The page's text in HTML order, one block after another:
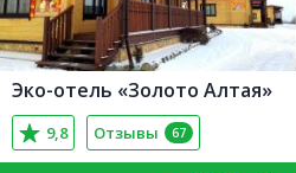
Эко-отель «Золото Алтая»
9,8 Отзывы 67